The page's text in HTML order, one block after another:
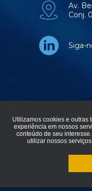
Av.
Conj.
Siga-
© Aviti soluções em
Utilizamos cookies e outras
experiência em nossos
conteúdo de seu
utilizar nossos